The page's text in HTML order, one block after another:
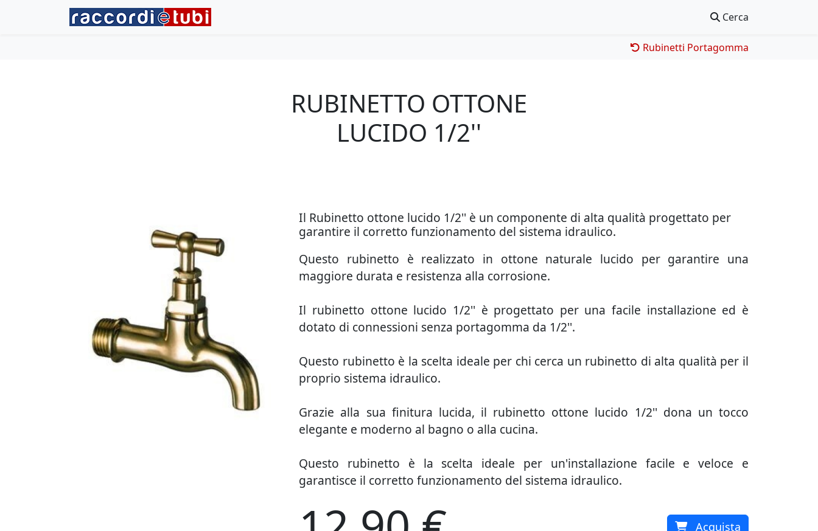
Cerca
Rubinetti Portagomma
RUBINETTO OTTONE
LUCIDO 1/2''
Il Rubinetto ottone lucido 1/2'' è un componente di alta qualità progettato per
garantire il corretto funzionamento del sistema idraulico.
Questo rubinetto è realizzato in ottone naturale lucido per garantire una
maggiore durata e resistenza alla corrosione.
Il rubinetto ottone lucido 1/2'' è progettato per una facile installazione ed è
dotato di connessioni senza portagomma da 1/2''.
Questo rubinetto è la scelta ideale per chi cerca un rubinetto di alta qualità per il
proprio sistema idraulico.
Grazie alla sua finitura lucida, il rubinetto ottone lucido 1/2'' dona un tocco
elegante e moderno al bagno o alla cucina.
Questo rubinetto è la scelta ideale per un'installazione facile e veloce e
garantisce il corretto funzionamento del sistema idraulico.
Acquista